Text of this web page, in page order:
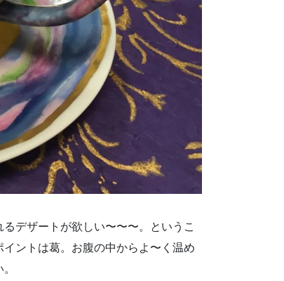
デザートが欲しい〜〜〜。というこ
ントは葛。お腹の中からよ〜く温め